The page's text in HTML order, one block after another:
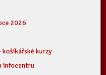
2026
kurzy
infocentru